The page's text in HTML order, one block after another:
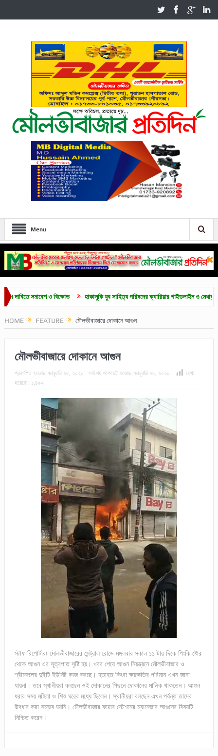
Menu
সমাবেশ ও বিক্ষোভ হাকালুকি যুব সাহিত্য পরিষদের ক্যারিয়ার গাইডলাইন ও মেধাবৃত্তি
HOME FEATURE মৌলভীবাজারে দোকানে আগুন
মৌলভীবাজারে দোকানে আগুন
প্রকাশিত হয়েছে: জানুয়ারি ২৮, ২০২০ সর্বশেষ আপডেট হয়েছে: জানুয়ারি ২৮, ২০২০
দেখা
হয়েছে : ১,৪৯২
স্টাফ রিপোর্টারঃ মৌলভীবাজারের সেন্ট্রাল রোডে মঙ্গলবার সকাল ১১ টার দিকে পিংকি ষ্টোর
থেকে আগুন এর সূত্রপাত সৃষ্টি হয়। খবর পেয়ে আগুন নিয়ন্ত্রনে মৌলভীবাজার ও
শ্রীমঙ্গলের দুইটি ইউনিট কাজ করছে। হতাহত কিংবা ক্ষয়ক্ষতির পরিমান এখন জানা
যায়না। তবে স্থানীয়রা বলছেন ওই দোকানের পিছনে দোকানের মালিক থাকতেন। আগুন
ধরার সময় মহিলা ও শিশু ঘরের মধ্যে ছিলেন। স্থানীয়রা বলছেন এখন পর্যন্ত তাদের
উদ্ধার করা সম্ভব হয়নি। মৌলভীবাজার ফায়ার স্টেশনের ম্যানেজার আগুনের বিষয়টি
নিশ্চিত করেন।